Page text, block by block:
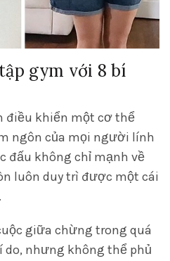
gym với 8 bí
điều khiển một cơ thể
ngôn của mọi người lính
đấu không chỉ mạnh về
luôn duy trì được một cái
giữa chừng trong quá
nhưng không thể phủ